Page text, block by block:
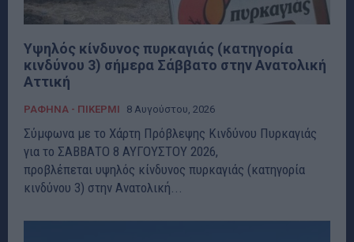
Υψηλός κίνδυνος πυρκαγιάς (κατηγορία
κινδύνου 3) σήμερα Σάββατο στην Ανατολική
Αττική
ΡΑΦΗΝΑ - ΠΙΚΕΡΜΙ 8 Αυγούστου, 2026
Σύμφωνα με το Χάρτη Πρόβλεψης Κινδύνου Πυρκαγιάς
για το ΣΑΒΒΑΤΟ 8 ΑΥΓΟΥΣΤΟΥ 2026,
προβλέπεται υψηλός κίνδυνος πυρκαγιάς (κατηγορία
κινδύνου 3) στην Ανατολική...